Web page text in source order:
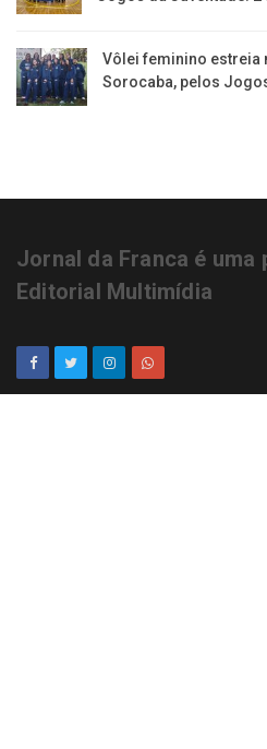
Vôlei feminino estreia
Sorocaba, pelos
Jornal da Franca é uma
Editorial Multimídia